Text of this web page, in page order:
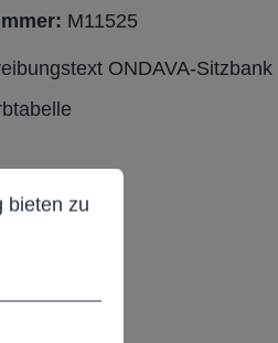
M11525
ONDAVA-Sitzbank
zu können.
bieten zu